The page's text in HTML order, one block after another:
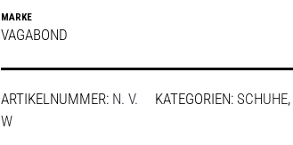
MARKE
VAGABOND
ARTIKELNUMMER: N. V. KATEGORIEN: SCHUHE,
W